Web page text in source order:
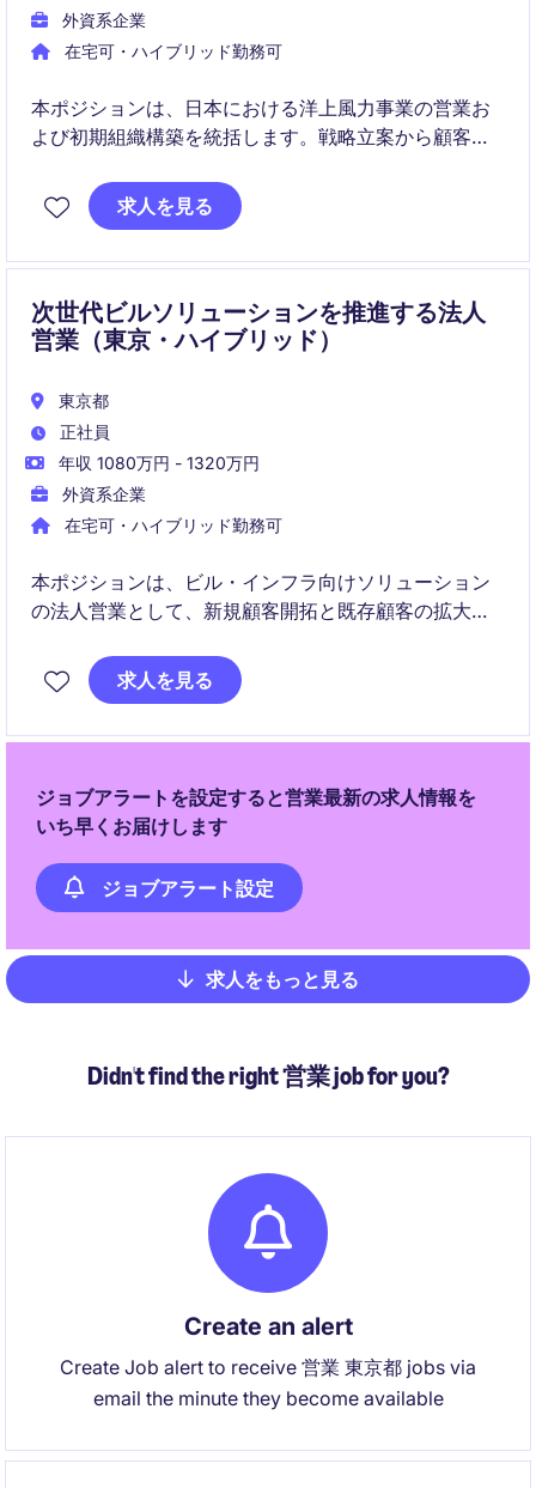
外資系企業
在宅可・ハイブリッド勤務可
本ポジションは、日本における洋上風力事業の営業お
よび初期組織構築を統括します。戦略立案から顧客対
いただきます。求人を見る
次世代ビルソリューションを推進する法人
営業（東京・ハイブリッド）
東京都
正社員
年収 1080万円 - 1320万円
外資系企業
在宅可・ハイブリッド勤務可
本ポジションは、ビル・インフラ向けソリューション
の法人営業として、新規顧客開拓と既存顧客の拡大を
成長と長期的な関係構築を推進します。
求人を見る
ジョブアラートを設定すると営業最新の求人情報を
いち早くお届けします
ジョブアラート設定
Pagination
求人をもっと見る
Didn't find the right 営業 job for you?
Create an alert
Create Job alert to receive 営業 東京都 jobs via
email the minute they become available